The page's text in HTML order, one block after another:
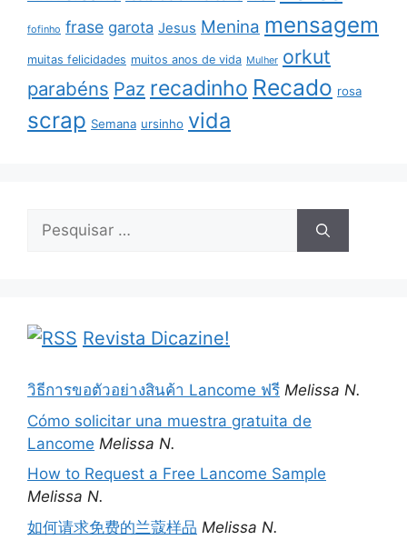
fofinho frase garota Jesus Menina mensagem
muitas felicidades muitos anos de vida Mulher orkut
parabéns Paz recadinho Recado rosa
scrap Semana ursinho vida
Pesquisar
Revista Dicazine!
วิธีการขอตัวอย่างสินค้า Lancome ฟรี Melissa N.
Cómo solicitar una muestra gratuita de
Lancome Melissa N.
How to Request a Free Lancome Sample
Melissa N.
如何请求免费的兰蔻样品 Melissa N.